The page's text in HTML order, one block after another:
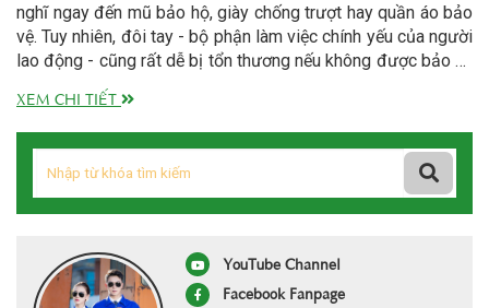
nghĩ ngay đến mũ bảo hộ, giày chống trượt hay quần áo bảo
vệ. Tuy nhiên, đôi tay - bộ phận làm việc chính yếu của người
lao động - cũng rất dễ bị tổn thương nếu không được bảo vệ
đúng cách. Đó là lý do vì sao găng tay bảo hộ lao động ngày
càng trở thành trang bị bắt buộc trong nhiều ngành nghề.
XEM CHI TIẾT
YouTube Channel
Facebook Fanpage